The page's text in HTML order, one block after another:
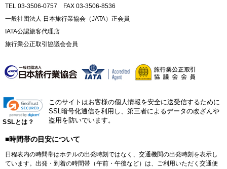
TEL 03-3506-0757 FAX 03-3506-8536
一般社団法人 日本旅行業協会（JATA）正会員
IATA公認旅客代理店
旅行業公正取引協議会会員
SSLとは？
このサイトはお客様の個人情報を安全に送受信するために
SSL暗号化通信を利用し、第三者によるデータの改ざんや
盗用を防いでいます。
■時間帯の目安について
日程表内の時間帯はホテルの出発時刻ではなく、交通機関の出発時刻を表示し
ています。出発・到着の時間帯（午前・午後など）は、ご利用いただく交通便